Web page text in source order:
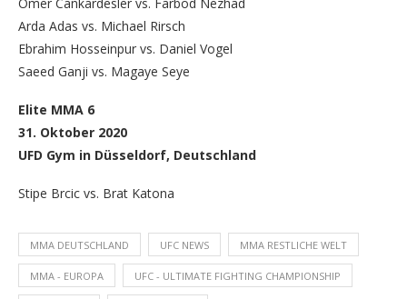
Arda Adas vs. Michael Rirsch
Ebrahim Hosseinpur vs. Daniel Vogel
Saeed Ganji vs. Magaye Seye
Elite MMA 6
31. Oktober 2020
UFD Gym in Düsseldorf, Deutschland
Stipe Brcic vs. Brat Katona
MMA DEUTSCHLAND UFC NEWS MMA RESTLICHE WELT
MMA - EUROPA UFC - ULTIMATE FIGHTING CHAMPIONSHIP